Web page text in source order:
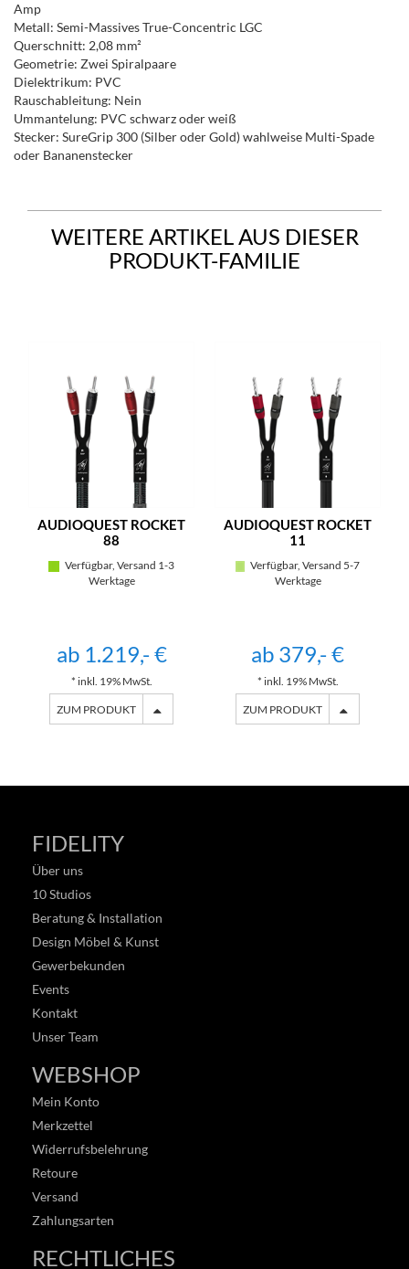
Amp
Metall: Semi-Massives True-Concentric LGC
Querschnitt: 2,08 mm²
Geometrie: Zwei Spiralpaare
Dielektrikum: PVC
Rauschableitung: Nein
Ummantelung: PVC schwarz oder weiß
Stecker: SureGrip 300 (Silber oder Gold) wahlweise Multi-Spade
oder Bananenstecker
WEITERE ARTIKEL AUS DIESER
PRODUKT-FAMILIE
AUDIOQUEST ROCKET
88
Verfügbar, Versand 1-3
Werktage
ab 1.219,- €
* inkl. 19% MwSt.
ZUM PRODUKT
AUDIOQUEST ROCKET
11
Verfügbar, Versand 5-7
Werktage
ab 379,- €
* inkl. 19% MwSt.
ZUM PRODUKT
FIDELITY
Über uns
10 Studios
Beratung & Installation
Design Möbel & Kunst
Gewerbekunden
Events
Kontakt
Unser Team
WEBSHOP
Mein Konto
Merkzettel
Widerrufsbelehrung
Retoure
Versand
Zahlungsarten
RECHTLICHES